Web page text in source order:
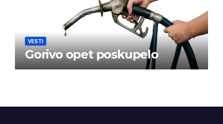
VESTI
Gorivo opet poskupelo